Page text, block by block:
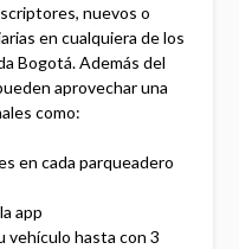
nuevos o
en cualquiera de los
Bogotá. Además del
aprovechar una
como:
en cada parqueadero
app
vehículo hasta con 3